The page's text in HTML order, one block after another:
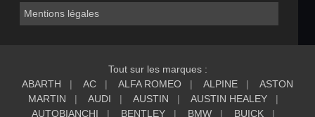
Mentions légales
Tout sur les marques :
ABARTH
AC ALFA ROMEO ALPINE
ASTON
MARTIN
AUDI AUSTIN
AUSTIN HEALEY
AUTOBIANCHI
BENTLEY BMW
BUICK